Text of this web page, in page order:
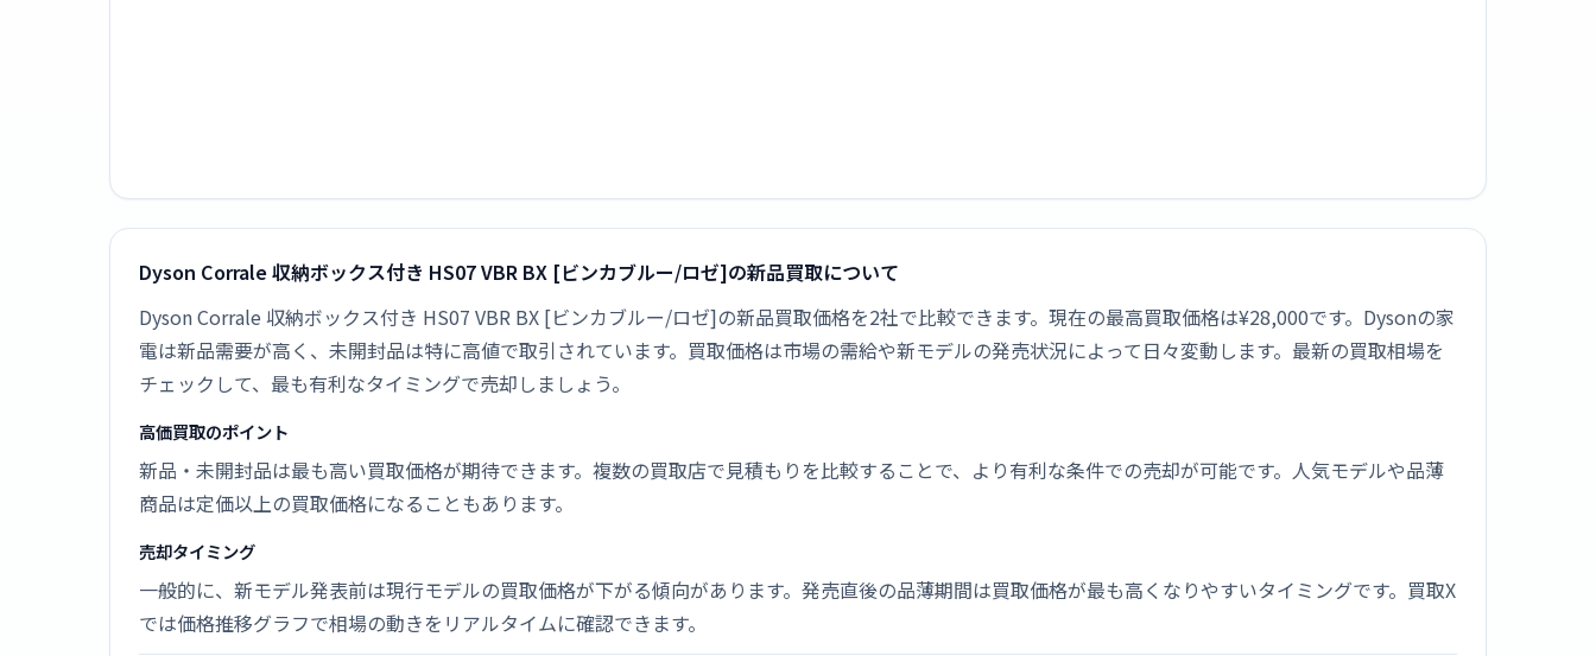
Dyson Corrale 収納ボックス付き HS07 VBR BX [ビンカブルー/ロゼ]の新品買取について
Dyson Corrale 収納ボックス付き HS07 VBR BX [ビンカブルー/ロゼ]の新品買取価格を2社で比較できます。現在の最高買取価格は¥28,000です。Dysonの家
電は新品需要が高く、未開封品は特に高値で取引されています。買取価格は市場の需給や新モデルの発売状況によって日々変動します。最新の買取相場を
チェックして、最も有利なタイミングで売却しましょう。
高価買取のポイント
新品・未開封品は最も高い買取価格が期待できます。複数の買取店で見積もりを比較することで、より有利な条件での売却が可能です。人気モデルや品薄
商品は定価以上の買取価格になることもあります。
売却タイミング
一般的に、新モデル発表前は現行モデルの買取価格が下がる傾向があります。発売直後の品薄期間は買取価格が最も高くなりやすいタイミングです。買取X
では価格推移グラフで相場の動きをリアルタイムに確認できます。